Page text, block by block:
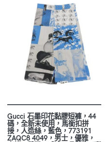
Gucci 石墨印花黏膠短褲，44
碼，全新未使用，馬銜扣拼
接，人造絲，藍色，773191
ZAQC8 4049，男士，優雅，